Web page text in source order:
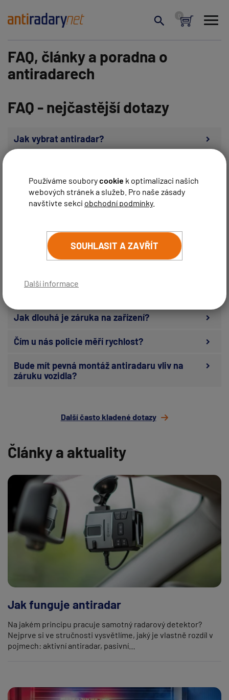
Používáme souborycookie k optimalizaci našich
webových stránek a služeb. Pro naše zásady
navštivte sekci obchodní podmínky.
SOUHLASIT A ZAVŘÍT
Další informace
FAQ, články a poradna o
antiradarech
FAQ - nejčastější dotazy
Jak vybrat antiradar?
Mohu používat přenosný detektor v jakémkoli
autě?
Co je GPS databáze radarů?
Jak dlouhá je záruka na zařízení?
Čím u nás policie měří rychlost?
Bude mít pevná montáž antiradaru vliv na
záruku vozidla?
Další často kladené dotazy
Články a aktuality
Jak funguje antiradar
Na jakém principu pracuje samotný radarový detektor?
Nejprve si ve stručnosti vysvětlíme, jaký je vlastně rozdíl v
pojmech: aktivní antiradar, pasivní…